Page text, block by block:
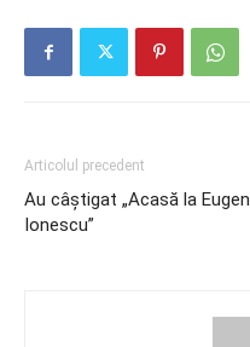
Articolul precedent
Au câștigat „Acasă la Eugen
Ionescu”